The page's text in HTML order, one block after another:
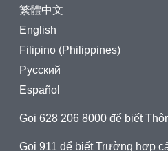
繁體中文
English
Filipino (Philippines)
Русский
Español
Gọi 628 206 8000 để biết
Gọi 911 để biết Trường hợp